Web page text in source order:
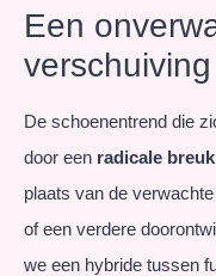
Een
verschuiving
De schoenentrend die
door een radicale
plaats van de
of een verdere
we een hybride tussen